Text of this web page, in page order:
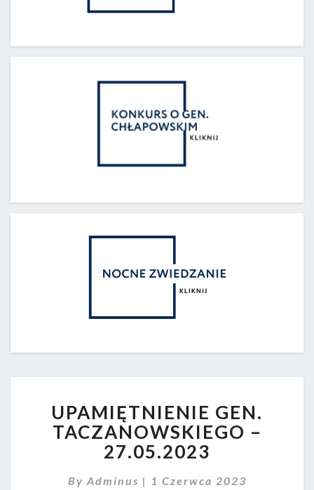
GEN.
TACZANOWSKIEGO
–
27.05.2023
UPAMIĘTNIENIE GEN.
TACZANOWSKIEGO –
27.05.2023
By Adminus | 1 Czerwca 2023